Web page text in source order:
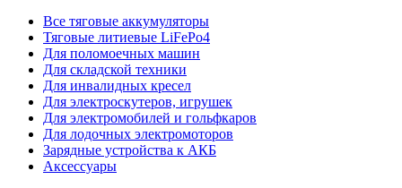
Все тяговые аккумуляторы
Тяговые литиевые LiFePo4
Для поломоечных машин
Для складской техники
Для инвалидных кресел
Для электроскутеров, игрушек
Для электромобилей и гольфкаров
Для лодочных электромоторов
Зарядные устройства к АКБ
Аксессуары